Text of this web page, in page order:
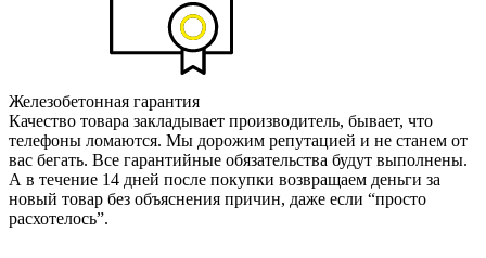
Железобетонная гарантия
Качество товара закладывает производитель, бывает, что
телефоны ломаются. Мы дорожим репутацией и не станем от
вас бегать. Все гарантийные обязательства будут выполнены.
А в течение 14 дней после покупки возвращаем деньги за
новый товар без объяснения причин, даже если “просто
расхотелось”.